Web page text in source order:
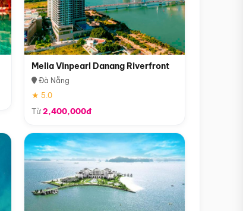
Melia Vinpearl Danang Riverfront
Đà Nẵng
★ 5.0
Từ2,400,000đ